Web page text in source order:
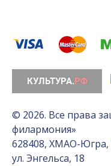
© 2026. Все права
филармония»
628408, ХМАО-Югра,
ул. Энгельса, 18